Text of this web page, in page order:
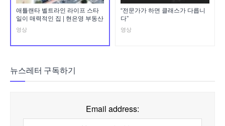
애틀랜타 벨트라인 라이프 스타
일이 매력적인 집 | 현은영 부동산
영상
“전문가가 하면 클래스가 다릅니
다”
영상
뉴스레터 구독하기
Email address: